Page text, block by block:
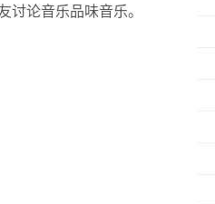
论音乐品味音乐。